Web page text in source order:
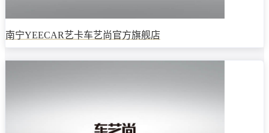
南宁YEECAR艺卡车艺尚官方旗舰店